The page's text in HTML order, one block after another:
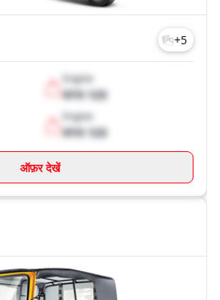
+5
Engine
XYX 123
Engine
XYX 123
ऑफ़र देखें